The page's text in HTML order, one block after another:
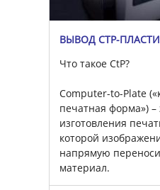
ВЫВОД CTP-
Что такое CtP?
Computer-to-Plate
печатная форма») –
изготовления
которой
напрямую
материал.